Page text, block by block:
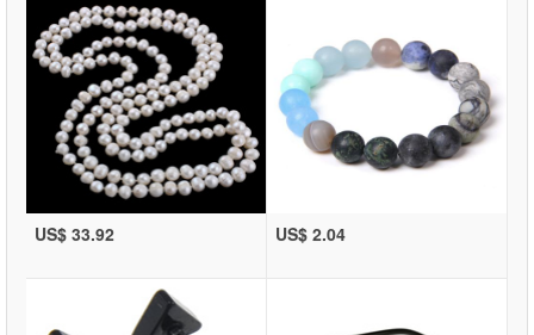
US$ 33.92 US$ 2.04